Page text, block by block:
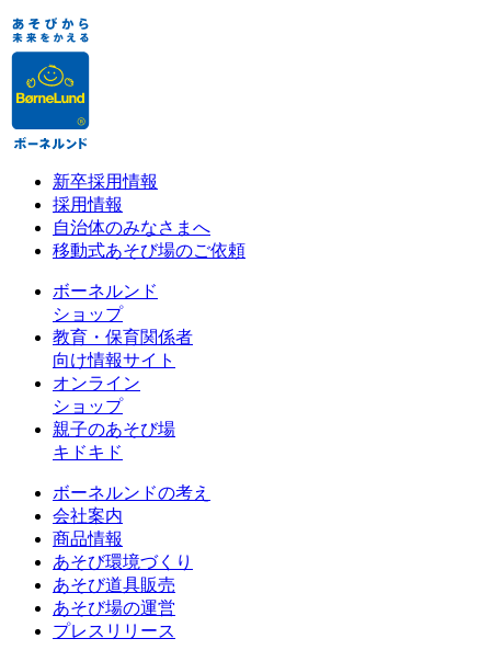
新卒採用情報
採用情報
自治体のみなさまへ
移動式あそび場のご依頼
ボーネルンド
ショップ
教育・保育関係者
向け情報サイト
オンライン
ショップ
親子のあそび場
キドキド
ボーネルンドの考え
会社案内
商品情報
あそび環境づくり
あそび道具販売
あそび場の運営
プレスリリース